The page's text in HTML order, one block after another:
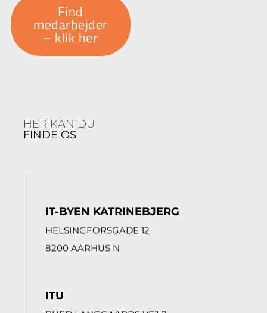
Find
medarbejder
– klik her
HER KAN DU
FINDE OS
IT-BYEN KATRINEBJERG
HELSINGFORSGADE 12
8200 AARHUS N
ITU